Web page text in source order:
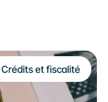
Crédits et fiscalité